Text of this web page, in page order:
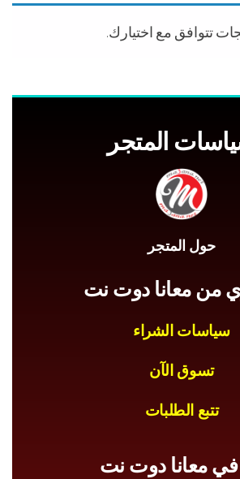
تتوافق مع اختيارك.
المتجر
حول المتجر
من معانا دوت نت
سياسات الشراء
تسوق الآن
تتبع الطلبات
في معانا دوت نت